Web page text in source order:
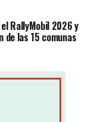
RallyMobil 2026 y
las 15 comunas